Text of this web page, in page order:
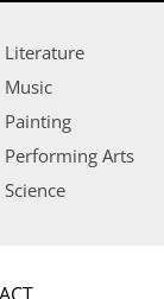
Literature
Music
Painting
Performing Arts
Science